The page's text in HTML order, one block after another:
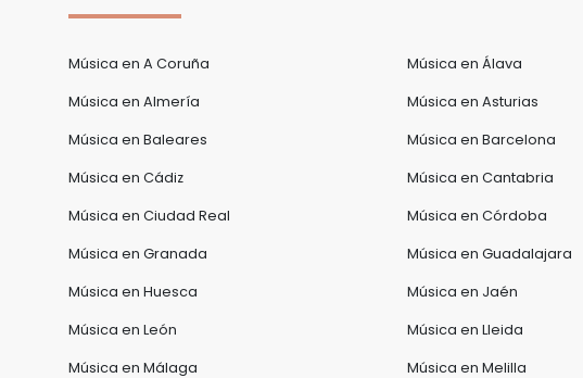
Música en A Coruña Música en Álava
Música en Almería Música en Asturias
Música en Baleares Música en Barcelona
Música en Cádiz Música en Cantabria
Música en Ciudad Real Música en Córdoba
Música en Granada Música en Guadalajara
Música en Huesca Música en Jaén
Música en León Música en Lleida
Música en Málaga Música en Melilla